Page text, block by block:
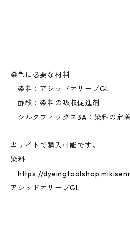
染色に必要な材料
染料：アシッドオリーブGL
酢酸：染料の吸収促進剤
シルクフィックス3A：染料の定
当サイトで購入可能です。
染料
https://
アシッドオリーブGL